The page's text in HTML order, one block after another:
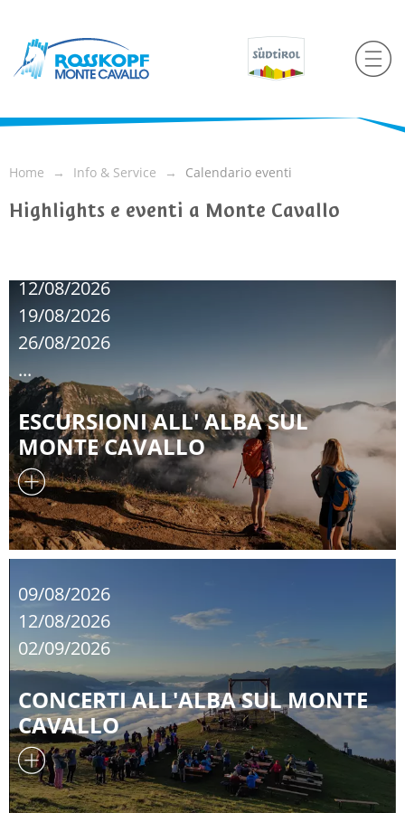
Home Info & Service Calendario eventi
Highlights e eventi a Monte Cavallo
12/08/2026
19/08/2026
26/08/2026
...
ESCURSIONI ALL' ALBA SUL
MONTE CAVALLO
09/08/2026
12/08/2026
02/09/2026
CONCERTI ALL'ALBA SUL MONTE
CAVALLO